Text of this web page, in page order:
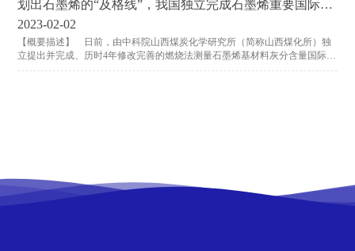
战略性新兴产业和国家重大工程的支撑作用。北京、上海、深圳、黑龙江、
江苏、浙江、福建、广西、湖北、内蒙古、河南、山
划出石墨烯的“及格线”，我国独立完成石墨烯重要国际标
准发布
2023-02-02
【概要描述】 日前，由中科院山西煤炭化学研究所（简称山西煤化所）独
立提出并完成、历时4年修改完善的燃烧法测量石墨烯基材料灰分含量国际标
准，经中国、加拿大、韩国、德国等多国科学家审核后正式发布。